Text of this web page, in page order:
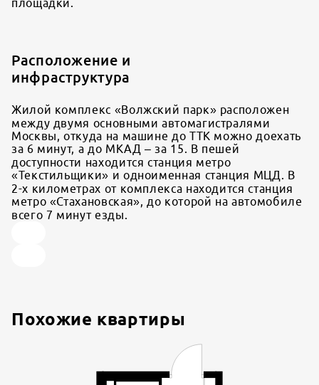
площадки.
Расположение и
инфраструктура
Жилой комплекс «Волжский парк» расположен
между двумя основными автомагистралями
Москвы, откуда на машине до ТТК можно доехать
за 6 минут, а до МКАД – за 15. В пешей
доступности находится станция метро
«Текстильщики» и одноименная станция МЦД. В
2-х километрах от комплекса находится станция
метро «Стахановская», до которой на автомобиле
всего 7 минут езды.
Похожие квартиры